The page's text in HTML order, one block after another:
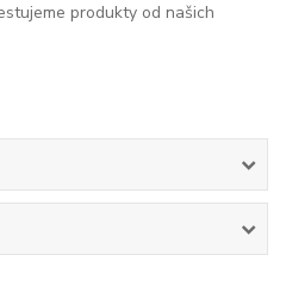
produkty od našich